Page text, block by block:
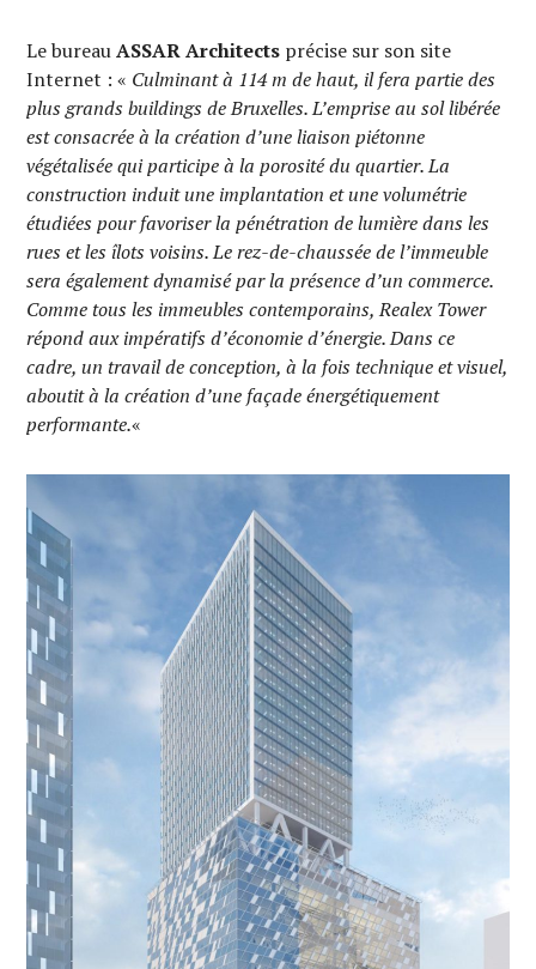
Le bureauASSAR Architects précise sur son site
Internet : « Culminant à 114 m de haut, il fera partie des
plus grands buildings de Bruxelles. L’emprise au sol libérée
est consacrée à la création d’une liaison piétonne
végétalisée qui participe à la porosité du quartier. La
construction induit une implantation et une volumétrie
étudiées pour favoriser la pénétration de lumière dans les
rues et les îlots voisins. Le rez-de-chaussée de l’immeuble
sera également dynamisé par la présence d’un commerce.
Comme tous les immeubles contemporains, Realex Tower
répond aux impératifs d’économie d’énergie. Dans ce
cadre, un travail de conception, à la fois technique et visuel,
aboutit à la création d’une façade énergétiquement
performante.«